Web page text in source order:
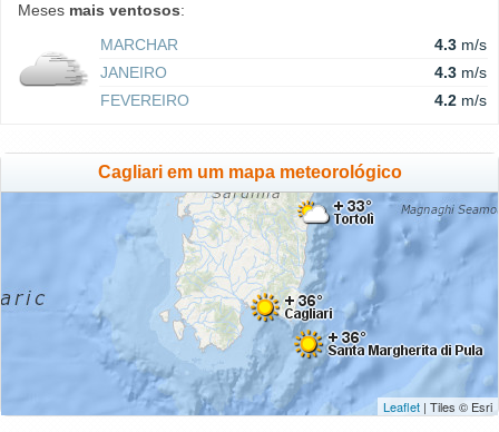
Meses mais ventosos:
MARCHAR
4.3 m/s
JANEIRO
4.3 m/s
FEVEREIRO
4.2 m/s
Cagliari em um mapa meteorológico
Leaflet | Tiles © Esri